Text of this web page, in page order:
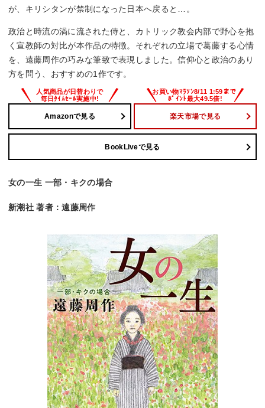
が、キリシタンが禁制になった日本へ戻ると…。
政治と時流の渦に流された侍と、カトリック教会内部で野心を抱
く宣教師の対比が本作品の特徴。それぞれの立場で葛藤する心情
を、遠藤周作の巧みな筆致で表現しました。信仰心と政治のあり
方を問う、おすすめの1作です。
Amazonで見る 楽天市場で見る
BookLiveで見る
女の一生 一部・キクの場合
新潮社 著者：遠藤周作